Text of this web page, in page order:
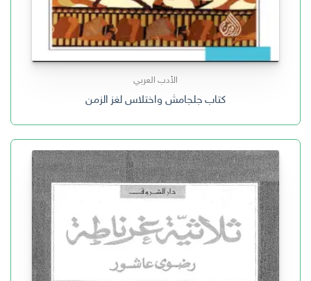
الأدب العربي
كتاب جلجامش واختلاس لغز الزمن